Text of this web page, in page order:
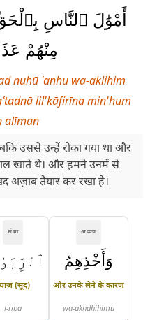
أَمْوَٰلَ ٱلنَّاسِ
مِنْهُمْ
nuhū ʿanhu wa-aklihim
lil'kāfirīna min'hum
alīman
उससे उन्हें रोका गया था और
खाते थे। और हमने उनमें से
अज़ाब तैयार कर रखा है।
अव्यय
وَأَخْذِهِمُ
और उनके लेने के कारण
wa-akhdhihimu
संज्ञा
(सूद)
l-riba